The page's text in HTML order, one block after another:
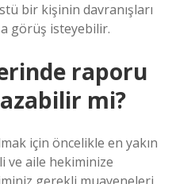
bir kişinin davranışları
görüş isteyebilir.
raporu
mi?
için öncelikle en yakın
ve aile hekiminize